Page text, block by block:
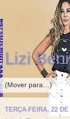
Lizi
TERÇA-FEIRA, 22